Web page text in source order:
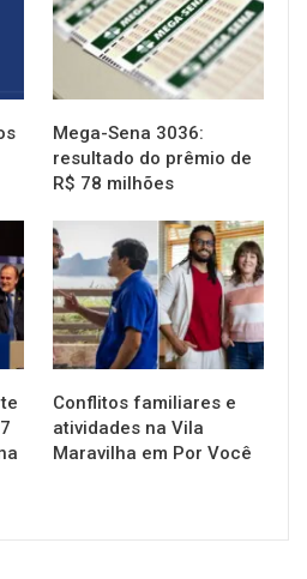
Mega-Sena 3036:
resultado do prêmio de
R$ 78 milhões
NOTÍCIAS
Conflitos familiares e
atividades na Vila
Maravilha em Por Você